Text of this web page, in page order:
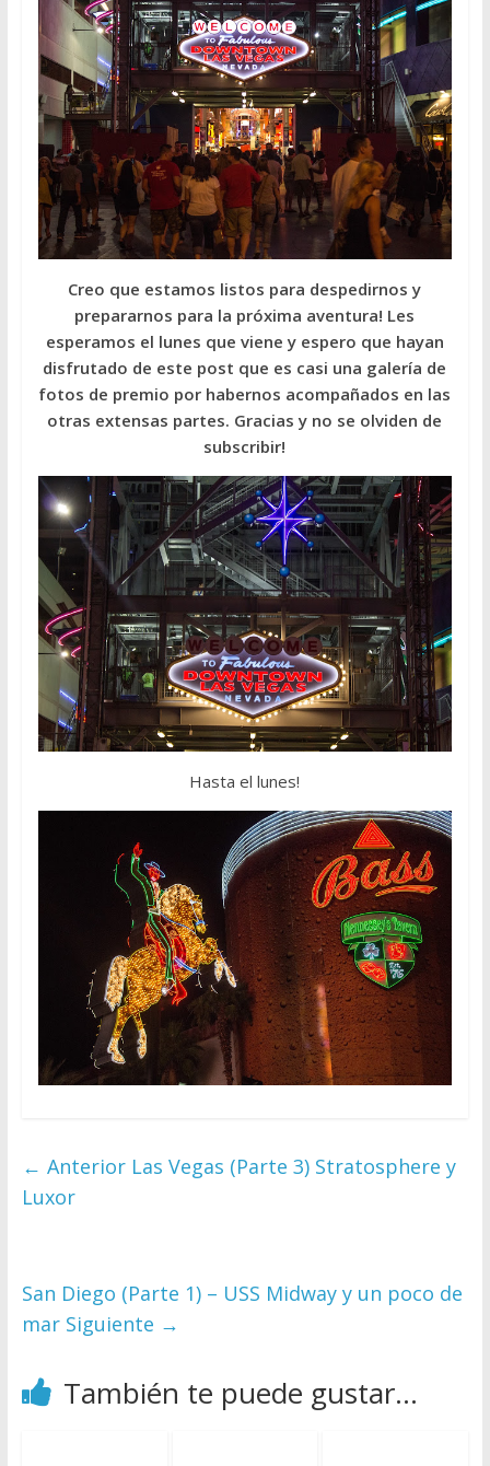
Creo que estamos listos para despedirnos y
prepararnos para la próxima aventura! Les
esperamos el lunes que viene y espero que hayan
disfrutado de este post que es casi una galería de
fotos de premio por habernos acompañados en las
otras extensas partes. Gracias y no se olviden de
subscribir!
Hasta el lunes!
← AnteriorLas Vegas (Parte 3) Stratosphere y
Luxor
San Diego (Parte 1) – USS Midway y un poco de
mar Siguiente →
También te puede gustar...